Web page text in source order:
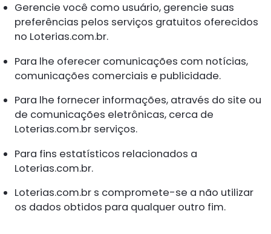
Gerencie você como usuário, gerencie suas
preferências pelos serviços gratuitos oferecidos
no Loterias.com.br.
Para lhe oferecer comunicações com notícias,
comunicações comerciais e publicidade.
Para lhe fornecer informações, através do site ou
de comunicações eletrônicas, cerca de
Loterias.com.br serviços.
Para fins estatísticos relacionados a
Loterias.com.br.
Loterias.com.br s compromete-se a não utilizar
os dados obtidos para qualquer outro fim.